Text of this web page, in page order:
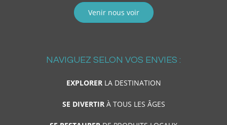
Venir nous voir
NAVIGUEZ SELON VOS ENVIES :
EXPLORERLA DESTINATION
SE DIVERTIRÀ TOUS LES ÂGES